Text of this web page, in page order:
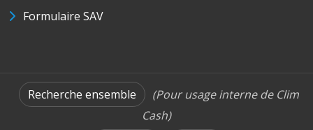
Formulaire SAV
Recherche ensemble
(Pour usage interne de Clim
Cash)